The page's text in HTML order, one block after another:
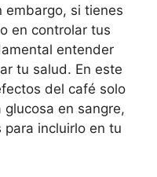
embargo, si tienes
en controlar tus
entender
tu salud. En este
del café solo
en sangre,
para incluirlo en tu